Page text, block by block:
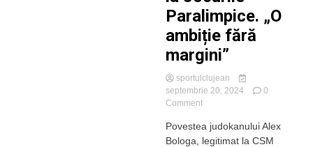
Paralimpice. „O
ambiție fără
margini”
sportulclujean
septembrie 20, 2024
0
Commenton
spun
cei
Povestea judokanului Alex
Bologa, legitimat la CSM